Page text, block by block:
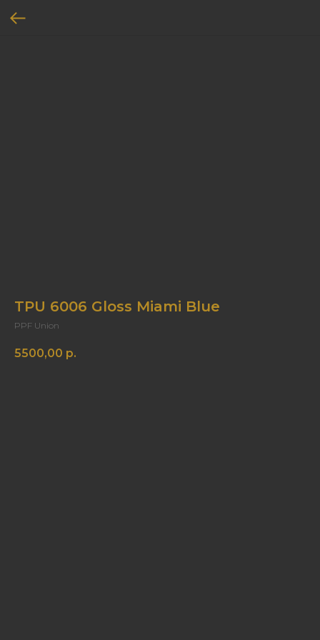
TPU 6006 Gloss Miami Blue
PPF Union
5500,00 р.